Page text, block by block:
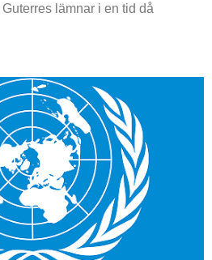
lämnar i en tid då